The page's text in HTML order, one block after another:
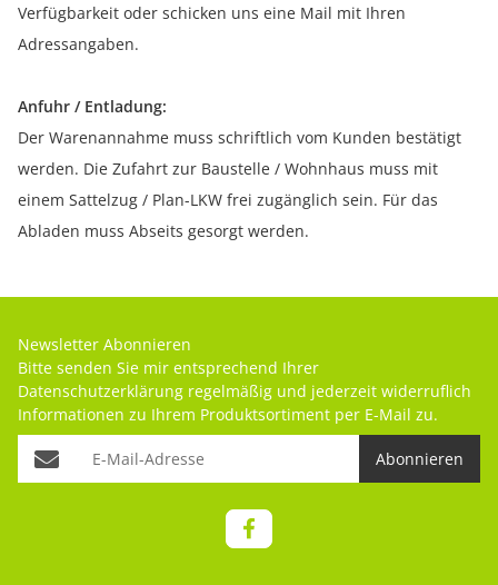
Verfügbarkeit oder schicken uns eine Mail mit Ihren
Adressangaben.
Anfuhr / Entladung:
Der Warenannahme muss schriftlich vom Kunden bestätigt
werden. Die Zufahrt zur Baustelle / Wohnhaus muss mit
einem Sattelzug / Plan-LKW frei zugänglich sein. Für das
Abladen muss Abseits gesorgt werden.
Newsletter Abonnieren
Bitte senden Sie mir entsprechend Ihrer
Datenschutzerklärung regelmäßig und jederzeit widerruflich
Informationen zu Ihrem Produktsortiment per E-Mail zu.
Abonnieren